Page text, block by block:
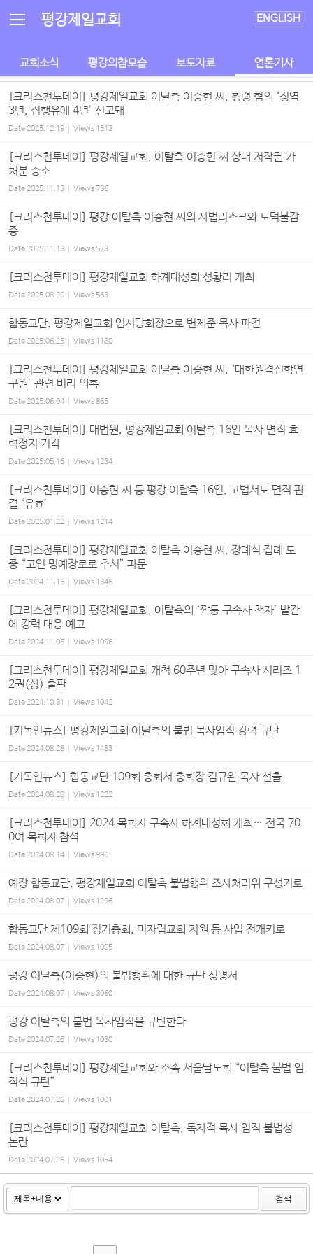
평강제일교회 ENGLISH
교회소식 평강의참모습 보도자료 언론기사
[크리스천투데이] 평강제일교회 이탈측 이승현 씨, 횡령 혐의 ‘징역
3년, 집행유예 4년’ 선고돼
Date2025.12.19 Views 1513
[크리스천투데이] 평강제일교회, 이탈측 이승현 씨 상대 저작권 가
처분 승소
Date2025.11.13 Views736
[크리스천투데이] 평강 이탈측 이승현 씨의 사법리스크와 도덕불감
증
Date2025.11.13 Views 573
[크리스천투데이] 평강제일교회 하계대성회 성황리 개최
Date2025.08.20 Views 563
합동교단, 평강제일교회 임시당회장으로 변제준 목사 파견
Date2025.06.25 Views 1180
[크리스천투데이] 평강제일교회 이탈측 이승현 씨, ‘대한원격신학연
구원’ 관련 비리 의혹
Date2025.06.04 Views865
[크리스천투데이] 대법원, 평강제일교회 이탈측 16인 목사 면직 효
력정지 기각
Date2025.05.16 Views 1234
[크리스천투데이] 이승현 씨 등 평강 이탈측 16인, 고법서도 면직 판
결 ‘유효’
Date2025.01.22 Views 1214
[크리스천투데이] 평강제일교회 이탈측 이승현 씨, 장례식 집례 도
중 “고인 명예장로로 추서” 파문
Date2024.11.16 Views 1346
[크리스천투데이] 평강제일교회, 이탈측의 ‘짝퉁 구속사 책자’ 발간
에 강력 대응 예고
Date2024.11.06 Views 1096
[크리스천투데이] 평강제일교회 개척 60주년 맞아 구속사 시리즈 1
2권(상) 출판
Date2024.10.31 Views 1042
[기독인뉴스] 평강제일교회 이탈측의 불법 목사임직 강력 규탄
Date2024.08.28 Views 1483
[기독인뉴스] 합동교단 109회 총회서 총회장 김규완 목사 선출
Date2024.08.28 Views 1222
[크리스천투데이] 2024 목회자 구속사 하계대성회 개최… 전국 70
0여 목회자 참석
Date2024.08.14 Views990
예장 합동교단, 평강제일교회 이탈측 불법행위 조사처리위 구성키로
Date2024.08.07 Views 1296
합동교단 제109회 정기총회, 미자립교회 지원 등 사업 전개키로
Date2024.08.07 Views 1005
평강 이탈측(이승현)의 불법행위에 대한 규탄 성명서
Date2024.08.07 Views3060
평강 이탈측의 불법 목사임직을 규탄한다
Date2024.07.26 Views 1030
[크리스천투데이] 평강제일교회와 소속 서울남노회 “이탈측 불법 임
직식 규탄”
Date2024.07.26 Views 1001
[크리스천투데이] 평강제일교회 이탈측, 독자적 목사 임직 불법성
논란
Date2024.07.26 Views 1054
검색